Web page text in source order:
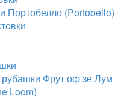
Портобелло (Portobello)
Фрут оф зе Лум
Loom)